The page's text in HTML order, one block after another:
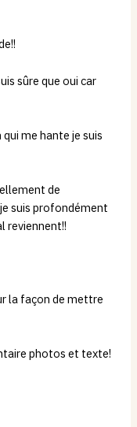
sûre que oui car
me hante je suis
de
suis profondément
reviennent!!
la façon de mettre
photos et texte!